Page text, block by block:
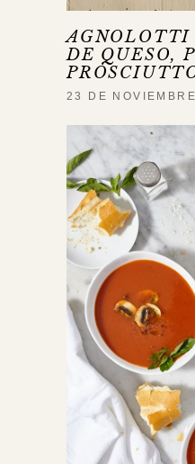
AGNOLOTTI
DE QUESO,
23 DE